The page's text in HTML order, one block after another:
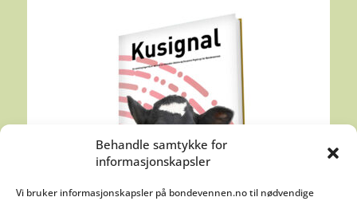
Behandle samtykke for
informasjonskapsler
Vi bruker informasjonskapsler på bondevennen.no til nødvendige